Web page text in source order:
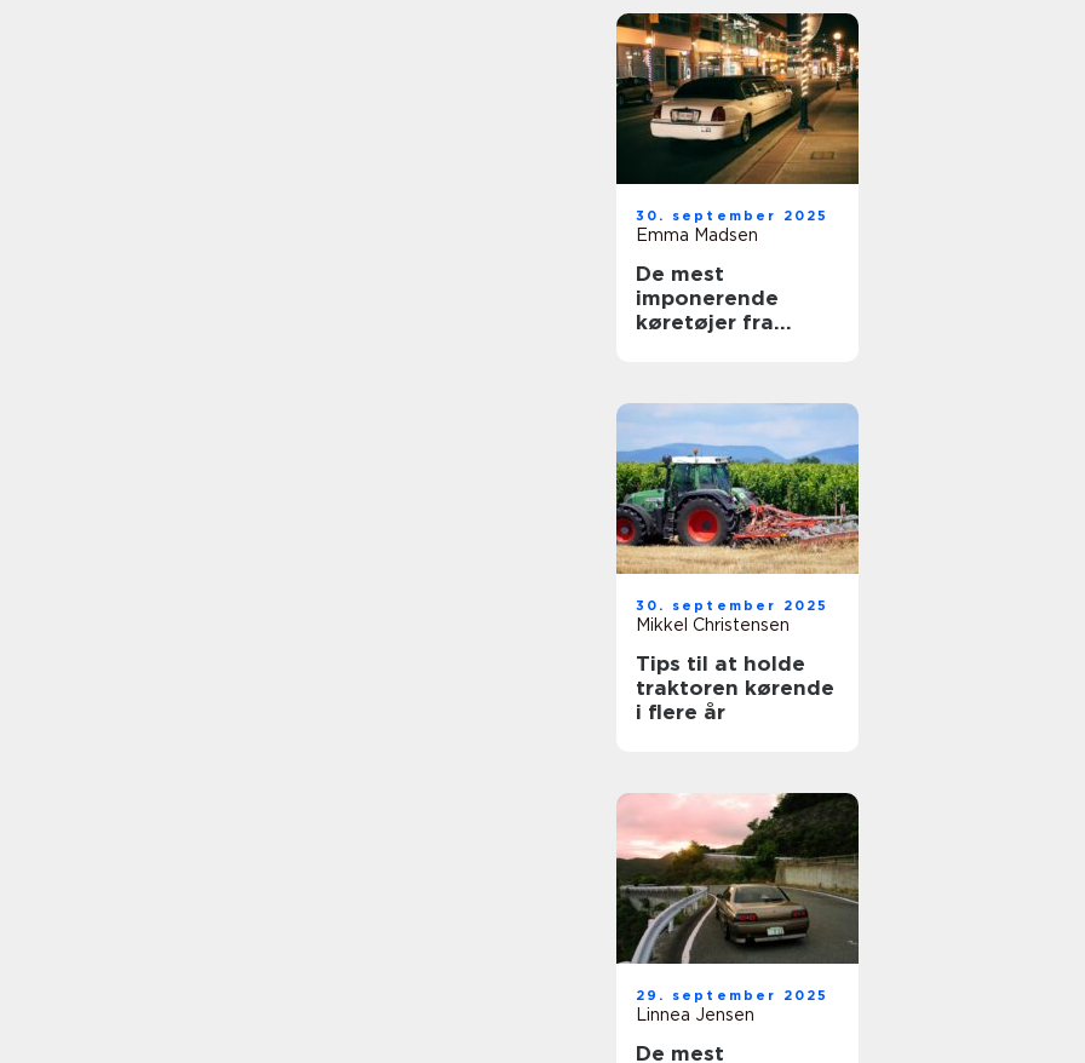
30. september 2025
Emma Madsen
De mest
imponerende
køretøjer fra
30. september 2025
Mikkel Christensen
Tips til at holde
traktoren kørende
i flere år
29. september 2025
Linnea Jensen
De mest